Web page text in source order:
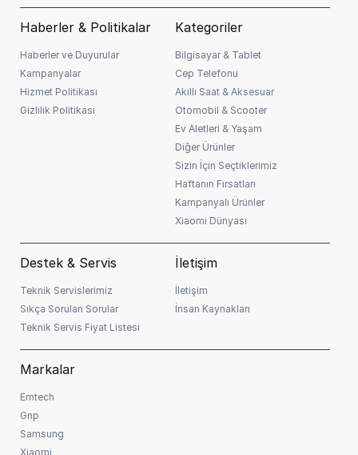
Haberler & Politikalar
Haberler ve Duyurular
Kampanyalar
Hizmet Politikası
Gizlilik Politikası
Kategoriler
Bilgisayar & Tablet
Cep Telefonu
Akıllı Saat & Aksesuar
Otomobil & Scooter
Ev Aletleri & Yaşam
Diğer Ürünler
Sizin İçin Seçtiklerimiz
Haftanın Fırsatları
Kampanyalı Ürünler
Xiaomi Dünyası
Destek & Servis
Teknik Servislerimiz
Sıkça Sorulan Sorular
Teknik Servis Fiyat Listesi
İletişim
İletişim
İnsan Kaynakları
Markalar
Emtech
Gnp
Samsung
Xiaomi